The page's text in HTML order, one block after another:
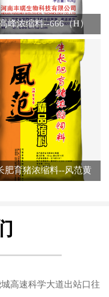
峰浓缩料--666（H）
肥育猪浓缩料--风范黄
高速科学大道出站口往